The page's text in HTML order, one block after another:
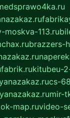
113.ru
brazzers-
kitubeu-
cs-
mir-
map.ruvideo-